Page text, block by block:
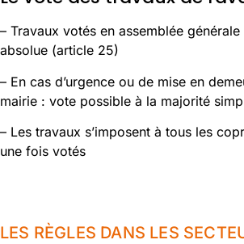
– Travaux votés en assemblée
absolue (article 25)
– En cas d’urgence ou de mise en
mairie : vote possible à la majorité
– Les travaux s’imposent à tous les
une fois votés
LES RÈGLES DANS LES